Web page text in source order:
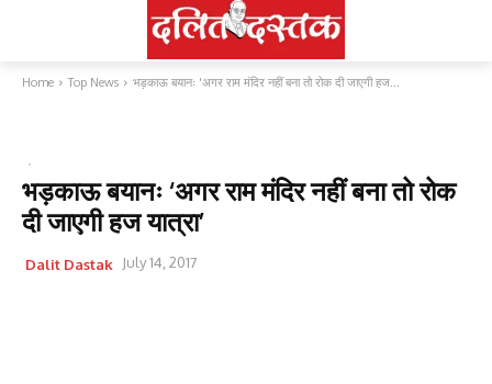
Home Top News भड़काऊ बयानः 'अगर राम मंदिर नहीं बना तो रोक दी जाएगी हज...
भड़काऊ बयानः ‘अगर राम मंदिर नहीं बना तो रोक
दी जाएगी हज यात्रा’
Dalit Dastak July 14, 2017